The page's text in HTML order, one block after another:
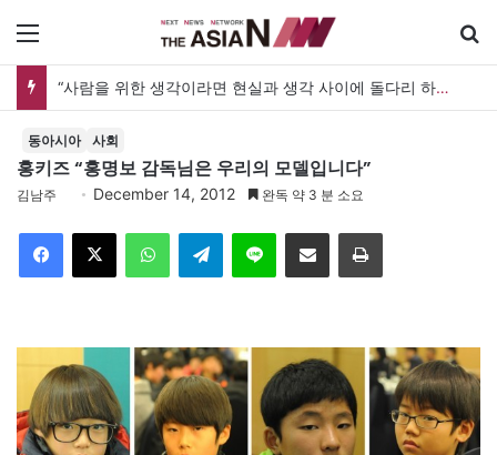
“사람을 위한 생각이라면 현실과 생각 사이에 돌다리 하나는 놓아야 하지 않을까”
동아시아 사회
홍키즈 “홍명보 감독님은 우리의 모델입니다”
김남주 December 14, 2012 완독 약 3 분 소요
Telegram 이메일